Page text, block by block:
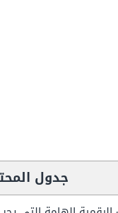
جدول